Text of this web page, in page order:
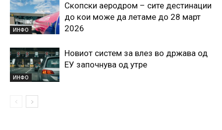
ИНФО
Скопски аеродром – сите дестинации
до кои може да летаме до 28 март
2026
ИНФО
Новиот систем за влез во држава од
ЕУ започнува од утре